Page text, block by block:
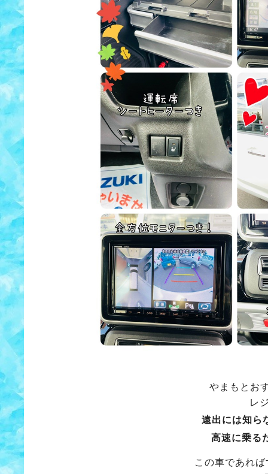
やまもとお
レ
遠出には知ら
高速に乗る
この車であれ